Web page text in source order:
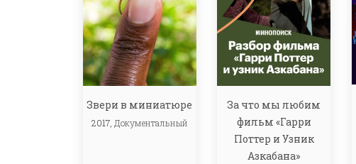
Звери в миниатюре
2017, Документальный
За что мы любим
фильм «Гарри
Поттер и Узник
Азкабана»